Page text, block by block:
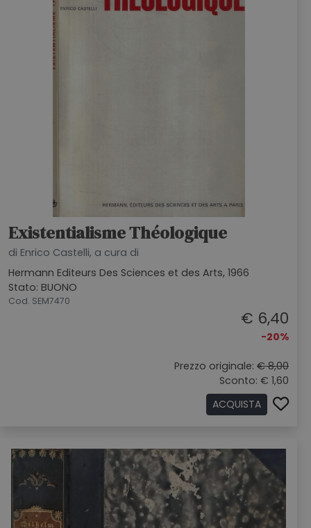
Existentialisme Théologique
di Enrico Castelli, a cura di
Hermann Editeurs Des Sciences et des Arts, 1966
Stato: BUONO
Cod. SEM7470
€ 6,40
-20%
Prezzo originale: € 8,00
Sconto: € 1,60
ACQUISTA